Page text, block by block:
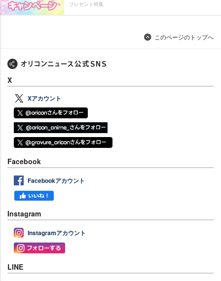
プレゼント特集
このページのトップへ
X
Xアカウント
Facebook
Facebookアカウント
Instagram
Instagramアカウント
LINE